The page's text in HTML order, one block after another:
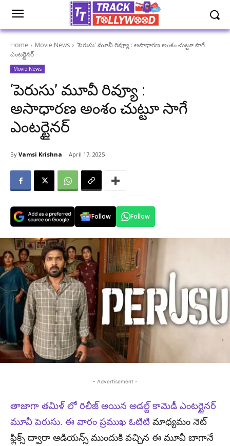
Home Movie News
'పెరుసు' మూవీ రివ్యూ : అసాధారణ అంశం చుట్టూ సాగే
ఎంటర్టైనర్
Movie News
‘పెరుసు’ మూవీ రివ్యూ :
అసాధారణ అంశం చుట్టూ సాగే
ఎంటర్టైనర్
By Vamsi Krishna April 17, 2025
Follow Follow
- Advertisement -
తాజాగా తమిళ్ లో రిలీజ్ అయిన అడల్ట్ కామెడీ ఎంటర్టైనర్
మూవీ పెరుసు. ఈ వారం ప్రముఖ ఓటిటి మాధ్యమం నెట్
ఫ్లిక్స్ ద్వారా ఆడియన్స్ ముందుకి వచ్చిన ఈ మూవీ బాగానే